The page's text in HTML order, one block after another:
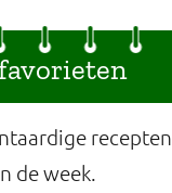
recepten
de week.